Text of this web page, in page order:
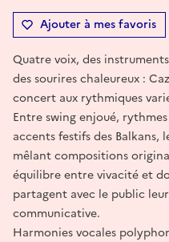
Ajouter à mes favoris
Quatre voix, des
des sourires chaleureux :
concert aux rythmiques
Entre swing enjoué,
accents festifs des
mêlant compositions
équilibre entre vivacité et
partagent avec le public
communicative.
Harmonies vocales